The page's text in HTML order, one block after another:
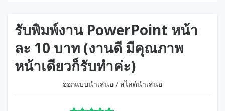
รับพิมพ์งาน PowerPoint หน้า
ละ 10 บาท (งานดี มีคุณภาพ
หน้าเดียวก็รับทำค่ะ)
ออกแบบนำเสนอ / สไลด์นำเสนอ